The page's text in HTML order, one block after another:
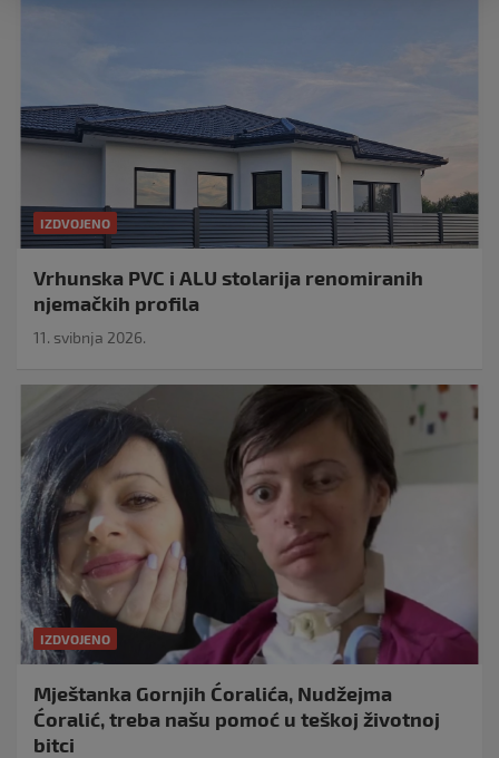
IZDVOJENO
Vrhunska PVC i ALU stolarija renomiranih
njemačkih profila
11. svibnja 2026.
IZDVOJENO
Mještanka Gornjih Ćoralića, Nudžejma
Ćoralić, treba našu pomoć u teškoj životnoj
bitci